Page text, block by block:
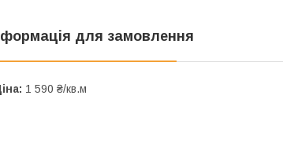
для замовлення
1 590 ₴/кв.м